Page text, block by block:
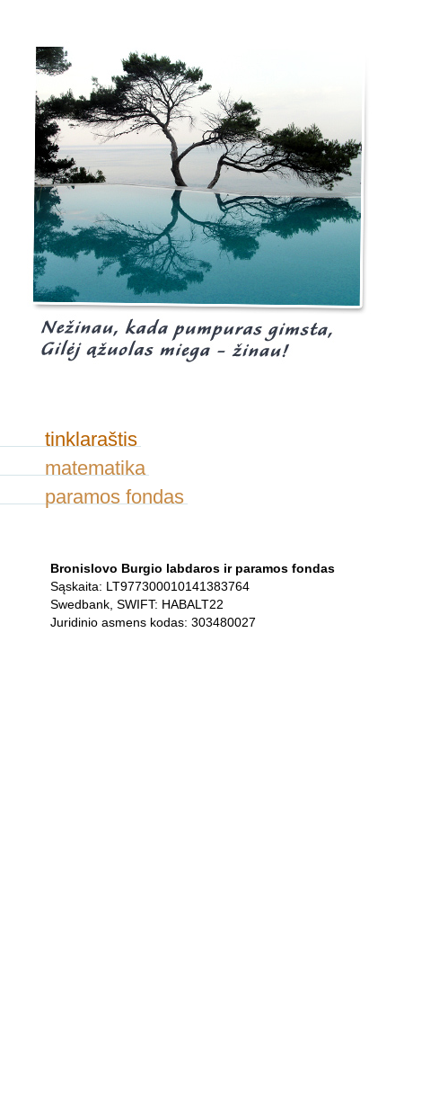
tinklaraštis
matematika
paramos fondas
Bronislovo Burgio labdaros ir paramos fondas
Sąskaita: LT977300010141383764
Swedbank, SWIFT: HABALT22
Juridinio asmens kodas: 303480027